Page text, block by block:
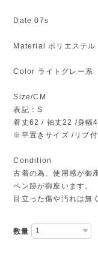
Date 07s
Material ポリエステル
Color ライトグレー系
Size/CM
表記：S
着丈62 / 袖丈22 /身幅
※平置きサイズ /リブ
Condition
古着の為、使用感が御
ペン跡が御座います。
目立った傷や汚れは無
数量